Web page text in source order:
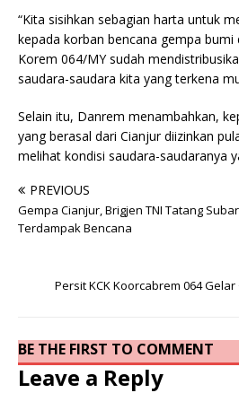
“Kita sisihkan sebagian harta untuk
kepada korban bencana gempa bumi
Korem 064/MY sudah
saudara-saudara kita yang terkena
Selain itu, Danrem menambahkan,
yang berasal dari Cianjur diizinkan
melihat kondisi saudara-saudaranya
PREVIOUS
Gempa Cianjur, Brigjen TNI Tatang
Terdampak Bencana
Persit KCK Koorcabrem 064
BE THE FIRST TO COMMENT
Leave a Reply